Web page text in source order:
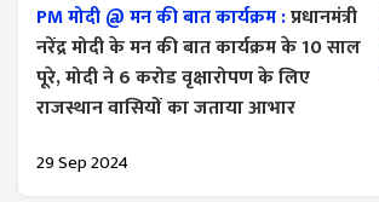
PM मोदी @ मन की बात कार्यक्रम :प्रधानमंत्री
नरेंद्र मोदी के मन की बात कार्यक्रम के 10 साल
पूरे, मोदी ने 6 करोड वृक्षारोपण के लिए
राजस्थान वासियों का जताया आभार
29 Sep 2024